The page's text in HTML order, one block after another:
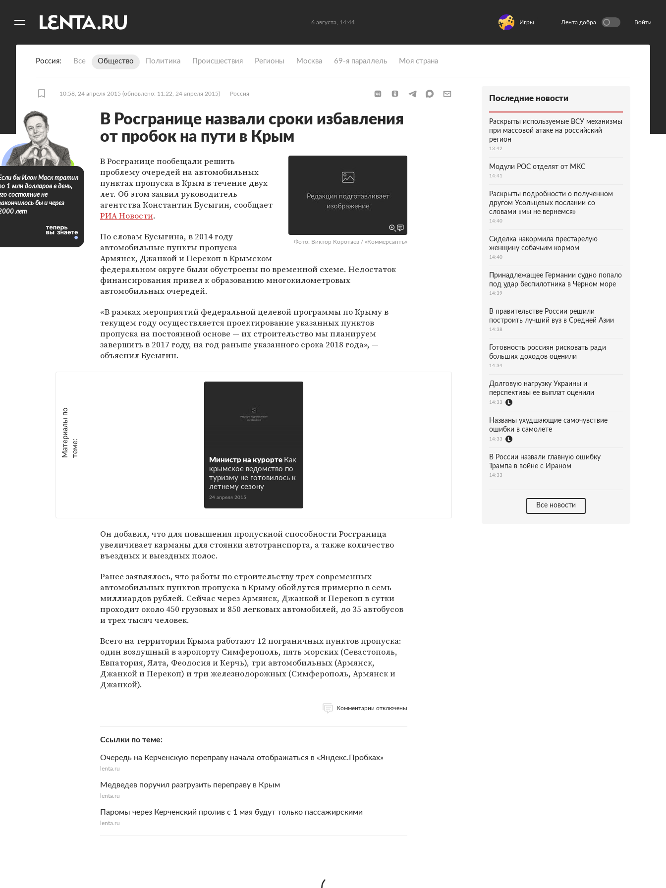
6 августа, 14:44 Игры Лента добра Войти
Россия Все Общество Политика Происшествия Регионы Москва 69-я параллель Моя страна
10:58, 24 апреля 2015 (обновлено: 11:22, 24 апреля 2015) Россия
В Росгранице назвали сроки избавления
от пробок на пути в Крым
Фото: Виктор Коротаев / «Коммерсантъ»
В Росгранице пообещали решить
проблему очередей на автомобильных
пунктах пропуска в Крым в течение двух
лет. Об этом заявил руководитель
агентства Константин Бусыгин, сообщает
РИА Новости.
По словам Бусыгина, в 2014 году
автомобильные пункты пропуска
Армянск, Джанкой и Перекоп в Крымском
федеральном округе были обустроены по временной схеме. Недостаток
финансирования привел к образованию многокилометровых
автомобильных очередей.
«В рамках мероприятий федеральной целевой программы по Крыму в
текущем году осуществляется проектирование указанных пунктов
пропуска на постоянной основе — их строительство мы планируем
завершить в 2017 году, на год раньше указанного срока 2018 года», —
объяснил Бусыгин.
М
а
т е
р
и
а
л
ы
п
о
т
е
м
е :
Министр на курорте Как
крымское ведомство по
туризму не готовилось к
летнему сезону
24 апреля 2015
Он добавил, что для повышения пропускной способности Росграница
увеличивает карманы для стоянки автотранспорта, а также количество
въездных и выездных полос.
Ранее заявлялось, что работы по строительству трех современных
автомобильных пунктов пропуска в Крыму обойдутся примерно в семь
миллиардов рублей. Сейчас через Армянск, Джанкой и Перекоп в сутки
проходит около 450 грузовых и 850 легковых автомобилей, до 35 автобусов
и трех тысяч человек.
Всего на территории Крыма работают 12 пограничных пунктов пропуска:
один воз­душный в аэропорту Симфе­рополь, пять морских (Севастополь,
Евпатория, Ялта, Феодосия и Керчь), три автомобильных (Армянск,
Джанкой и Перекоп) и три железнодорожных (Симферо­поль, Армянск и
Джанкой).
Комментарии отключены
Ссылки по теме
Очередь на Керченскую переправу начала отображаться в «Яндекс.Пробках»
lenta.ru
Медведев поручил разгрузить переправу в Крым
lenta.ru
Паромы через Керченский пролив с 1 мая будут только пассажирскими
lenta.ru
бы Илон Маск тратил
1 млн долларов в день,
состояние не
бы и через
лет
Последние новости
Раскрыты используемые ВСУ механизмы
при массовой атаке на российский
регион
13:42
Модули РОС отделят от МКС
14:41
Раскрыты подробности о полученном
другом Усольцевых послании со
словами «мы не вернемся»
14:40
Сиделка накормила престарелую
женщину собачьим кормом
14:40
Принадлежащее Германии судно попало
под удар беспилотника в Черном море
14:39
В правительстве России решили
построить лучший вуз в Средней Азии
14:38
Готовность россиян рисковать ради
больших доходов оценили
14:34
Долговую нагрузку Украины и
перспективы ее выплат оценили
14:33
Названы ухудшающие самочувствие
ошибки в самолете
14:33
В России назвали главную ошибку
Трампа в войне с Ираном
14:33
Все новости